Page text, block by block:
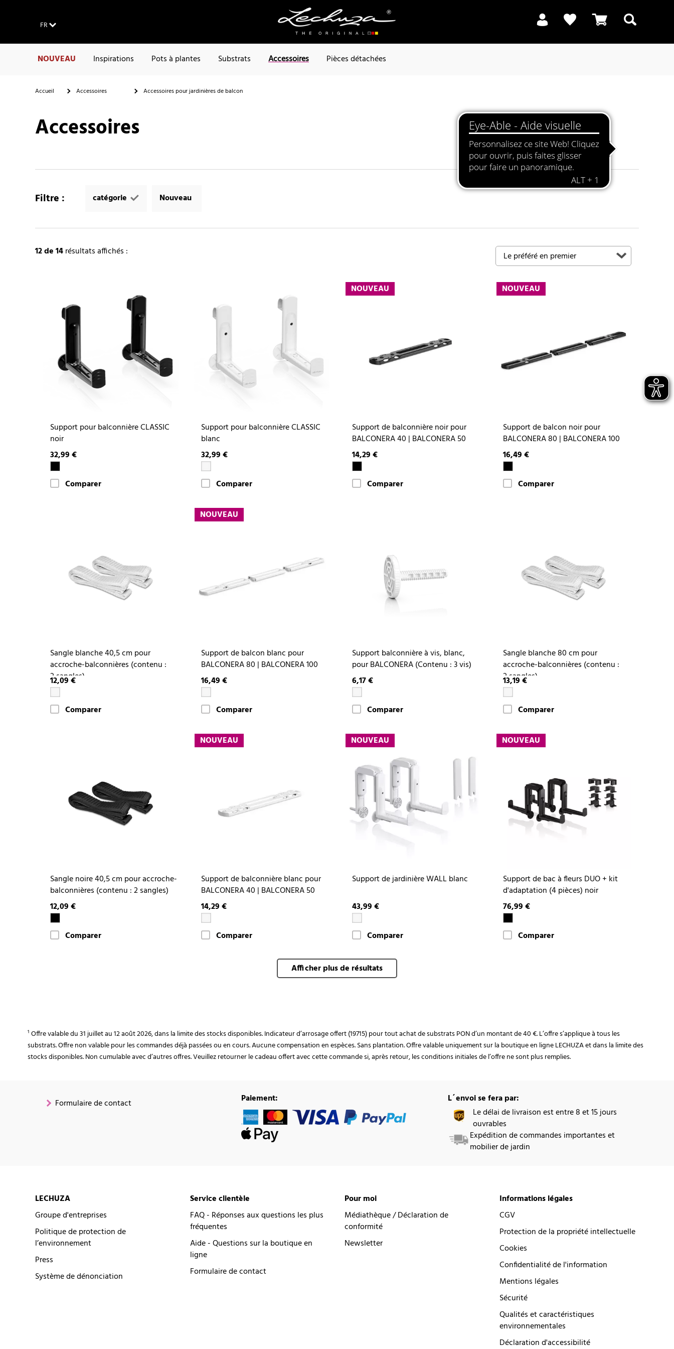
FR
NOUVEAU Inspirations Pots à plantes Substrats Accessoires Pièces détachées
Accueil Accessoires Accessoires pour jardinières de balcon
Accessoires
Filtre : catégorie Nouveau
12de 14résultats affichés :
Support pour balconnière CLASSIC
noir
32,99 €
Comparer
Support pour balconnière CLASSIC
blanc
32,99 €
Comparer
NOUVEAU
Support de balconnière noir pour
BALCONERA 40 | BALCONERA 50
14,29 €
Comparer
NOUVEAU
Support de balcon noir pour
BALCONERA 80 | BALCONERA 100
16,49 €
Comparer
Sangle blanche 40,5 cm pour
accroche-balconnières (contenu :
2 sangles)
12,09 €
Comparer
NOUVEAU
Support de balcon blanc pour
BALCONERA 80 | BALCONERA 100
16,49 €
Comparer
Support balconnière à vis, blanc,
pour BALCONERA (Contenu : 3 vis)
6,17 €
Comparer
Sangle blanche 80 cm pour
accroche-balconnières (contenu :
2 sangles)
13,19 €
Comparer
Sangle noire 40,5 cm pour accroche-
balconnières (contenu : 2 sangles)
12,09 €
Comparer
NOUVEAU
Support de balconnière blanc pour
BALCONERA 40 | BALCONERA 50
14,29 €
Comparer
NOUVEAU
Support de jardinière WALL blanc
43,99 €
Comparer
NOUVEAU
Support de bac à fleurs DUO + kit
d'adaptation (4 pièces) noir
76,99 €
Comparer
Afficher plus de résultats
¹ Offre valable du 31 juillet au 12 août 2026, dans la limite des stocks disponibles. Indicateur d’arrosage offert (19715) pour tout achat de substrats PON d’un montant de 40 €. L’offre s’applique à tous les
substrats. Offre non valable pour les commandes déjà passées ou en cours. Aucune compensation en espèces. Sans plantation. Offre valable uniquement sur la boutique en ligne LECHUZA et dans la limite des
stocks disponibles. Non cumulable avec d’autres offres. Veuillez retourner le cadeau offert avec cette commande si, après retour, les conditions initiales de l’offre ne sont plus remplies.
Formulaire de contact Paiement:
L´envoi se fera par:
Le délai de livraison est entre 8 et 15 jours
ouvrables
Expédition de commandes importantes et
mobilier de jardin
LECHUZA
Groupe d'entreprises
Politique de protection de
l’environnement
Press
Système de dénonciation
Service clientèle
FAQ - Réponses aux questions les plus
fréquentes
Aide - Questions sur la boutique en
ligne
Formulaire de contact
Pour moi
Médiathèque / Déclaration de
conformité
Newsletter
Informations légales
CGV
Protection de la propriété intellectuelle
Cookies
Confidentialité de l'information
Mentions légales
Sécurité
Qualités et caractéristiques
environnementales
Déclaration d'accessibilité